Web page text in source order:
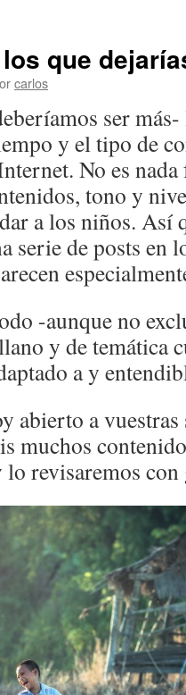
que
carlos
ser
y el tipo de
No es
tono y
a los niños. Así
serie de posts en
-aunque no
y de temática
a y
abierto a
muchos
revisaremos con